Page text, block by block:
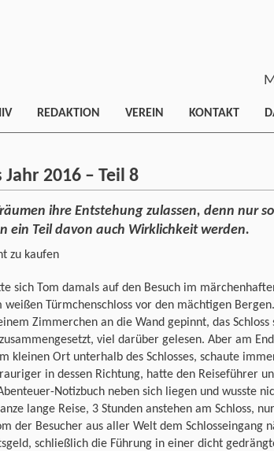
REDAKTION VEREIN KONTAKT
2016 – Teil 8
ihre Entstehung zulassen, denn nur
ein Teil davon auch Wirklichkeit werden.
zu kaufen
sich Tom damals auf den Besuch im
Türmchenschloss vor den mächtigen
Zimmerchen an die Wand gepinnt, das Schloss
viel darüber gelesen. Aber am
kleinen Ort unterhalb des Schlosses, schaute
in dessen Richtung, hatte den Reiseführer
Notizbuch neben sich liegen und wusste
lange Reise, 3 Stunden anstehen am Schloss,
der Besucher aus aller Welt dem Schlosseingang
schließlich die Führung in einer dicht